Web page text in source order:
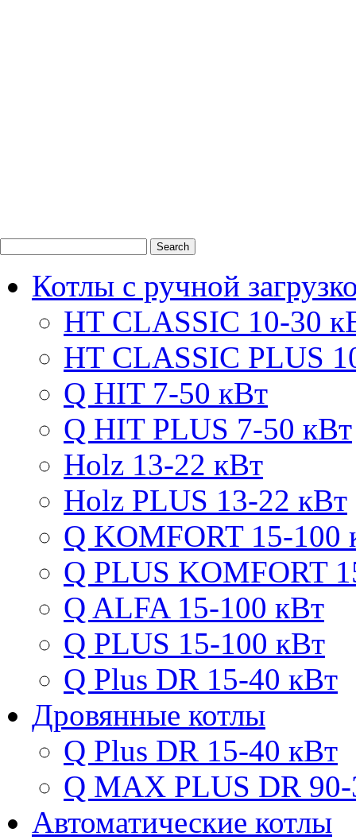
Котлы с ручной
HT CLASSIC 10-30
HT CLASSIC PLUS
Q HIT 7-50 кВт
Q HIT PLUS 7-50 кВт
Holz 13-22 кВт
Holz PLUS 13-22 кВт
Q KOMFORT 15-100
Q PLUS KOMFORT
Q ALFA 15-100 кВт
Q PLUS 15-100 кВт
Q Plus DR 15-40 кВт
Дровянные котлы
Q Plus DR 15-40 кВт
Q MAX PLUS DR
Автоматические котлы